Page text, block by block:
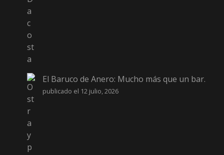
El Baruco de Anero: Mucho más que un bar.
publicado el 12 julio, 2026